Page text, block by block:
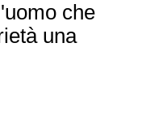
che
una